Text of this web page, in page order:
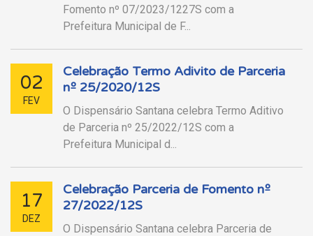
Fomento nº 07/2023/1227S com a
Prefeitura Municipal de F...
02
FEV
Celebração Termo Adivito de Parceria
nº 25/2020/12S
O Dispensário Santana celebra Termo Aditivo
de Parceria nº 25/2022/12S com a
Prefeitura Municipal d...
17
DEZ
Celebração Parceria de Fomento nº
27/2022/12S
O Dispensário Santana celebra Parceria de